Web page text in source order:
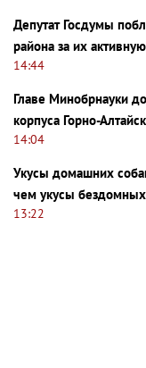
Депутат Госдумы
района за их
14:44
Главе Минобрнауки
корпуса Горно-
14:04
Укусы домашних
чем укусы бездомных
13:22